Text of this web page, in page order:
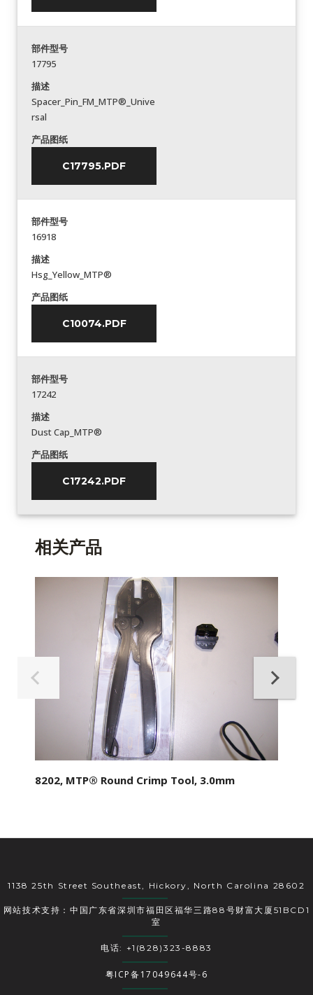
部件型号
17795
描述
Spacer_Pin_FM_MTP®_Unive
rsal
产品图纸
C17795.PDF
部件型号
16918
描述
Hsg_Yellow_MTP®
产品图纸
C10074.PDF
部件型号
17242
描述
Dust Cap_MTP®
产品图纸
C17242.PDF
相关产品
8202, MTP® Round Crimp Tool, 3.0mm
1138 25th Street Southeast, Hickory, North Carolina 28602
网站技术支持：中国广东省深圳市福田区福华三路88号财富大厦51BCD1
室
电话: +1(828)323-8883
粤ICP备17049644号-6